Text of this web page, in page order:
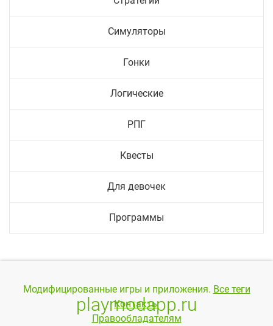
Симуляторы
Гонки
Логические
РПГ
Квесты
Для девочек
Программы
playmodapp.ru
Модифицированные игры и приложения. Все теги
Контакты
Правообладателям